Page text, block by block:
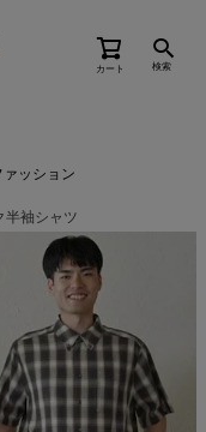
カート 検索
ァッション
半袖シャツ